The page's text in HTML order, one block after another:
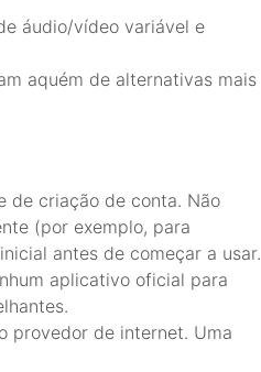
áudio/vídeo variável e
aquém de alternativas mais
de criação de conta. Não
(por exemplo, para
antes de começar a usar.
aplicativo oficial para
provedor de internet. Uma